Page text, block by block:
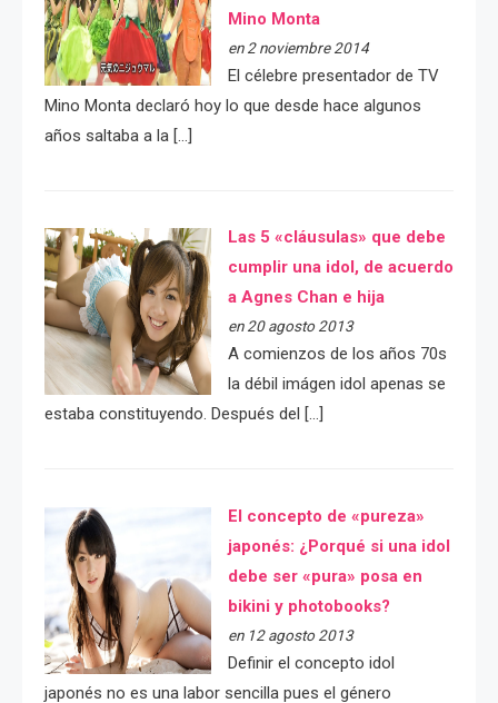
Mino Monta
en 2 noviembre 2014
El célebre presentador de TV
Mino Monta declaró hoy lo que desde hace algunos
años saltaba a la […]
Las 5 «cláusulas» que debe
cumplir una idol, de acuerdo
a Agnes Chan e hija
en 20 agosto 2013
A comienzos de los años 70s
la débil imágen idol apenas se
estaba constituyendo. Después del […]
El concepto de «pureza»
japonés: ¿Porqué si una idol
debe ser «pura» posa en
bikini y photobooks?
en 12 agosto 2013
Definir el concepto idol
japonés no es una labor sencilla pues el género